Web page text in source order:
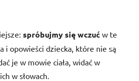
spróbujmy się wczuć w te
i opowieści dziecka, które nie są
je w mowie ciała, widać w
w słowach.